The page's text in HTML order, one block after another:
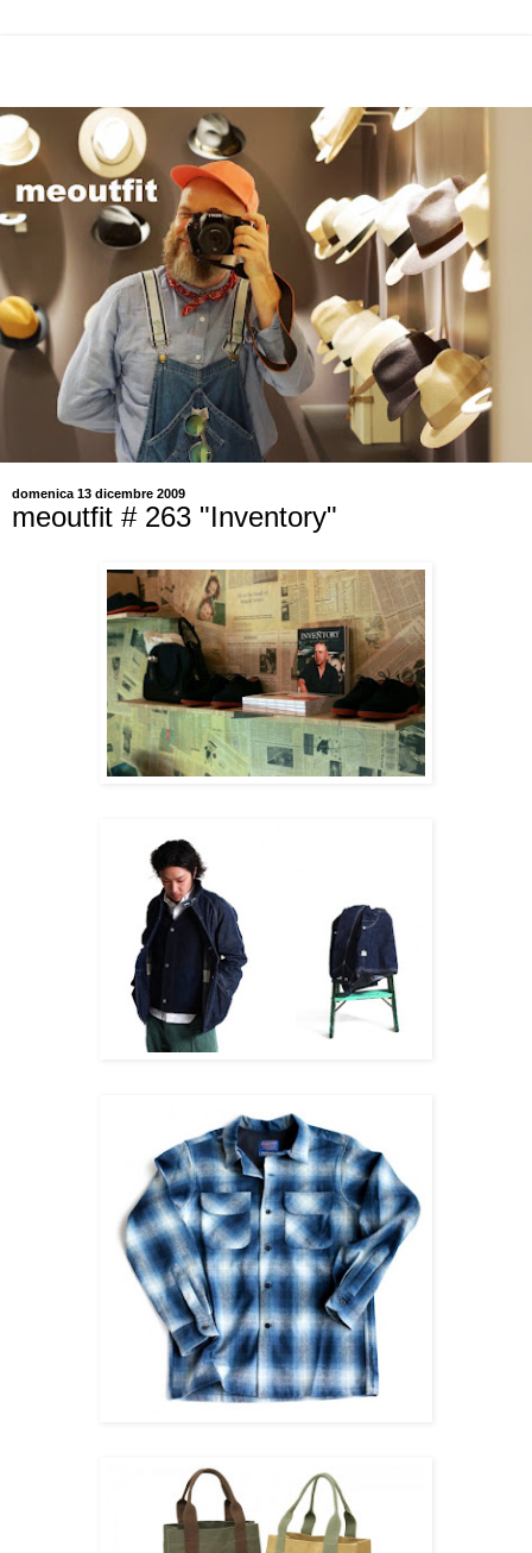
domenica 13 dicembre 2009
meoutfit # 263 "Inventory"